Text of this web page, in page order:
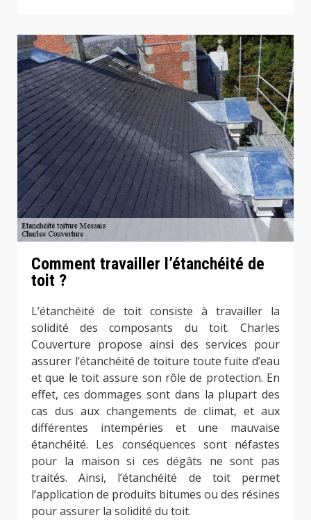
Comment travailler l’étanchéité de
toit ?
L’étanchéité de toit consiste à travailler la
solidité des composants du toit. Charles
Couverture propose ainsi des services pour
assurer l’étanchéité de toiture toute fuite d’eau
et que le toit assure son rôle de protection. En
effet, ces dommages sont dans la plupart des
cas dus aux changements de climat, et aux
différentes intempéries et une mauvaise
étanchéité. Les conséquences sont néfastes
pour la maison si ces dégâts ne sont pas
traités. Ainsi, l’étanchéité de toit permet
l’application de produits bitumes ou des résines
pour assurer la solidité du toit.